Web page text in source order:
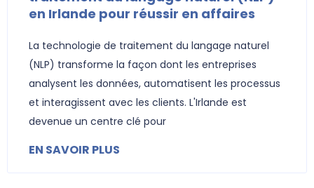
en Irlande pour réussir en affaires
La technologie de traitement du langage naturel
(NLP) transforme la façon dont les entreprises
analysent les données, automatisent les processus
et interagissent avec les clients. L'Irlande est
devenue un centre clé pour
EN SAVOIR PLUS